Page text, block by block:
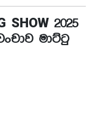
SHOW 2025
මාට්ටු